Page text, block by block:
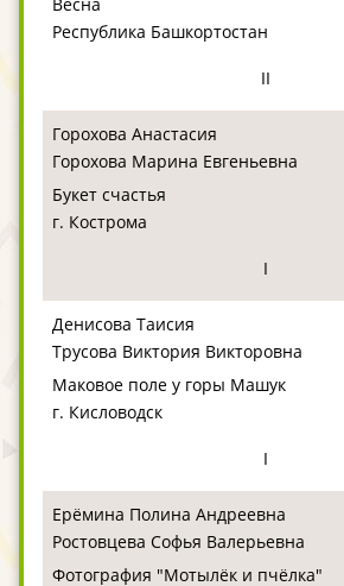
Республика Башкортостан
II
Горохова Анастасия
Горохова Марина Евгеньевна
Букет счастья
г. Кострома
I
Денисова Таисия
Трусова Виктория Викторовна
Маковое поле у горы Машук
г. Кисловодск
I
Ерёмина Полина Андреевна
Ростовцева Софья Валерьевна
Фотография "Мотылёк и пчёлка"